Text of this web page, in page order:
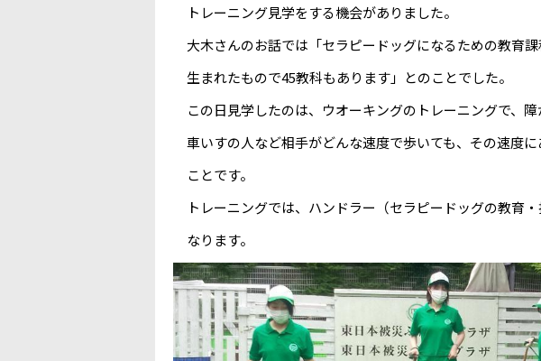
トレーニング見学をする機会がありました。
大木さんのお話では「セラピードッグになるための教育
生まれたもので45教科もあります」とのことでした。
この日見学したのは、ウオーキングのトレーニングで、障
車いすの人など相手がどんな速度で歩いても、その速度
ことです。
トレーニングでは、ハンドラー（セラピードッグの教育
なります。